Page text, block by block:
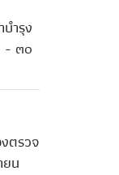
ำรุง
- ๓๐
ตรวจ
น